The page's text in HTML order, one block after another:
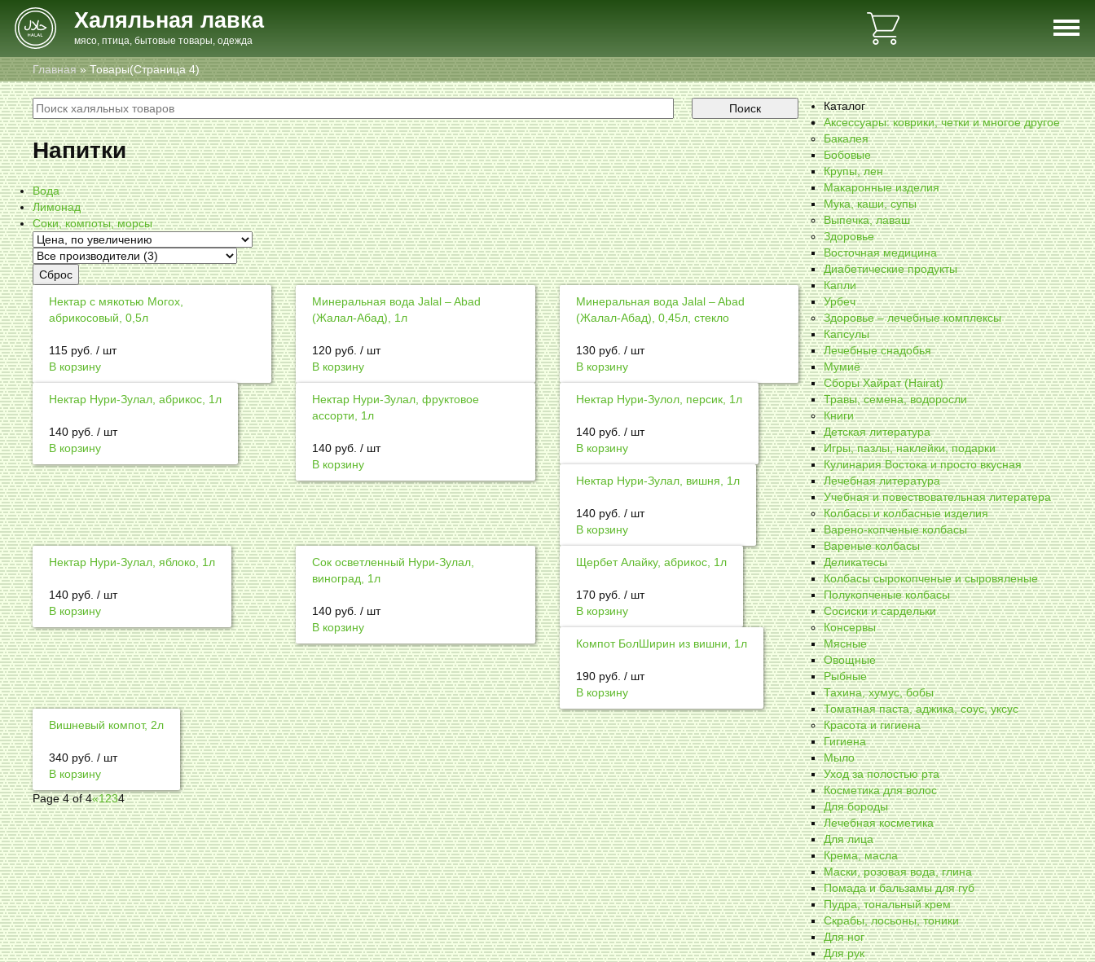
Халяльная лавка
мясо, птица, бытовые товары, одежда
Главная
Каталог
Контакты
+7 (812) 995-21-28
+7 (921) 440-57-20
Главная » Товары(Страница 4)
Поиск
Напитки
Вода
Лимонад
Соки, компоты, морсы
Сброс
Нектар с мякотью Могох,
абрикосовый, 0,5л
115 руб. / шт
В корзину
Минеральная вода Jalal – Abad
(Жалал-Абад), 1л
120 руб. / шт
В корзину
Минеральная вода Jalal – Abad
(Жалал-Абад), 0,45л, стекло
130 руб. / шт
В корзину
Нектар Нури-Зулал, абрикос, 1л
140 руб. / шт
В корзину
Нектар Нури-Зулал, фруктовое
ассорти, 1л
140 руб. / шт
В корзину
Нектар Нури-Зулол, персик, 1л
140 руб. / шт
В корзину
Нектар Нури-Зулал, вишня, 1л
140 руб. / шт
В корзину
Нектар Нури-Зулал, яблоко, 1л
140 руб. / шт
В корзину
Сок осветленный Нури-Зулал,
виноград, 1л
140 руб. / шт
В корзину
Щербет Алайку, абрикос, 1л
170 руб. / шт
В корзину
Компот БолШирин из вишни, 1л
190 руб. / шт
В корзину
Вишневый компот, 2л
340 руб. / шт
В корзину
Page 4 of 4«1234
Каталог
Аксессуары: коврики, четки и многое другое
Бакалея
Бобовые
Крупы, лен
Макаронные изделия
Мука, каши, супы
Выпечка, лаваш
Здоровье
Восточная медицина
Диабетические продукты
Капли
Урбеч
Здоровье – лечебные комплексы
Капсулы
Лечебные снадобья
Мумиё
Сборы Хайрат (Hairat)
Травы, семена, водоросли
Книги
Детская литература
Игры, пазлы, наклейки, подарки
Кулинария Востока и просто вкусная
Лечебная литература
Учебная и повествовательная литератера
Колбасы и колбасные изделия
Варено-копченые колбасы
Вареные колбасы
Деликатесы
Колбасы сырокопченые и сыровяленые
Полукопченые колбасы
Сосиски и сардельки
Консервы
Мясные
Овощные
Рыбные
Тахина, хумус, бобы
Томатная паста, аджика, соус, уксус
Красота и гигиена
Гигиена
Мыло
Уход за полостью рта
Косметика для волос
Для бороды
Лечебная косметика
Для лица
Крема, масла
Маски, розовая вода, глина
Помада и бальзамы для губ
Пудра, тональный крем
Скрабы, лосьоны, тоники
Для ног
Для рук